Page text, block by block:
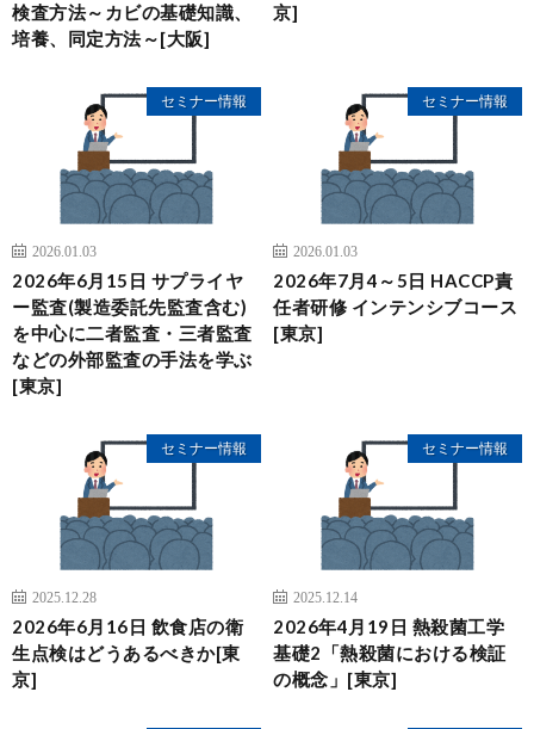
検査方法～カビの基礎知識、
培養、同定方法～[大阪]
京]
セミナー情報
2026.01.03
2026年6月15日 サプライヤ
ー監査(製造委託先監査含む)
を中心に二者監査・三者監査
などの外部監査の手法を学ぶ
[東京]
セミナー情報
2026.01.03
2026年7月4～5日 HACCP責
任者研修 インテンシブコース
[東京]
セミナー情報
2025.12.28
2026年6月16日 飲食店の衛
生点検はどうあるべきか[東
京]
セミナー情報
2025.12.14
2026年4月19日 熱殺菌工学
基礎2「熱殺菌における検証
の概念」[東京]